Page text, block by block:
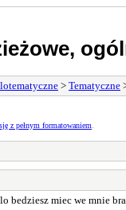
> Tematyczne
z pełnym formatowaniem
bedziesz miec we mnie